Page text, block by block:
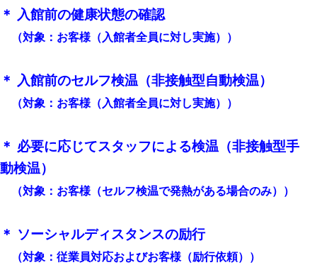
＊ 入館前の健康状態の確認
（対象：お客様（入館者全員に対し実施））
＊ 入館前のセルフ検温（非接触型自動検温）
（対象：お客様（入館者全員に対し実施））
＊ 必要に応じてスタッフによる検温（非接触型手
動検温）
（対象：お客様（セルフ検温で発熱がある場合のみ））
＊ ソーシャルディスタンスの励行
（対象：従業員対応およびお客様（励行依頼））